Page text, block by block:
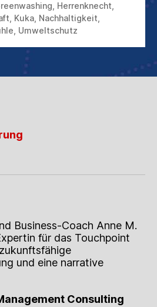
Herrenknecht
Kuka Nachhaltigkeit
Umweltschutz
Business-Coach Anne M.
für das Touchpoint
und eine narrative
Consulting